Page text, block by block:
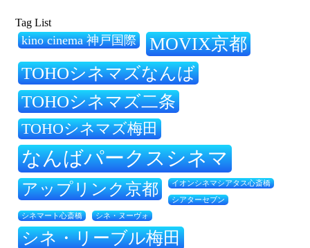
Tag List
kino cinema 神戸国際 MOVIX京都
TOHOシネマズなんば
TOHOシネマズ二条
TOHOシネマズ梅田
なんばパークスシネマ
アップリンク京都 イオンシネマシアタス心斎橋
シアターセブン
シネマート心斎橋 シネ・ヌーヴォ
シネ・リーブル梅田